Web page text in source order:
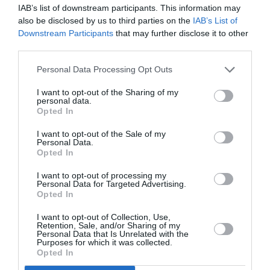
IAB’s list of downstream participants. This information may
also be disclosed by us to third parties on the IAB’s List of
Downstream Participants that may further disclose it to other
Personal Data Processing Opt Outs
I want to opt-out of the Sharing of my
personal data.
Opted In
I want to opt-out of the Sale of my
Personal Data.
Opted In
I want to opt-out of processing my
Personal Data for Targeted Advertising.
Opted In
I want to opt-out of Collection, Use,
Retention, Sale, and/or Sharing of my
Personal Data that Is Unrelated with the
Purposes for which it was collected.
Opted In